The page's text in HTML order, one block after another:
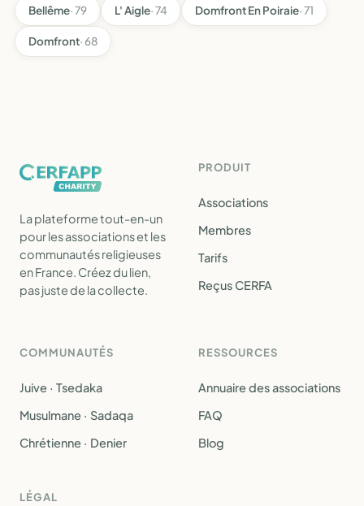
Bellême· 79 L' Aigle· 74 Domfront En Poiraie· 71
Domfront· 68
La plateforme tout-en-un
pour les associations et les
communautés religieuses
en France. Créez du lien,
pas juste de la collecte.
PRODUIT
Associations
Membres
Tarifs
Reçus CERFA
COMMUNAUTÉS
Juive · Tsedaka
Musulmane · Sadaqa
Chrétienne · Denier
RESSOURCES
Annuaire des associations
FAQ
Blog
LÉGAL